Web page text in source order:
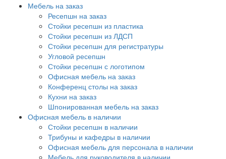
Мебель на заказ
Ресепшн на заказ
Стойки ресепшн из пластика
Стойки ресепшн из ЛДСП
Стойки ресепшн для регистратуры
Угловой ресепшн
Стойки ресепшн с логотипом
Офисная мебель на заказ
Конференц столы на заказ
Кухни на заказ
Шпонированная мебель на заказ
Офисная мебель в наличии
Стойки ресепшн в наличии
Трибуны и кафедры в наличии
Офисная мебель для персонала в наличии
Мебель для руководителя в наличии